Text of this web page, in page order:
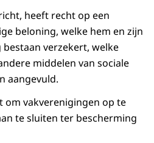
heeft recht op een
beloning, welke hem en zijn
verzekert, welke
middelen van sociale
aangevuld.
om vakverenigingen op te
te sluiten ter bescherming